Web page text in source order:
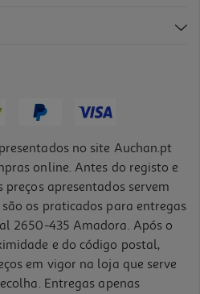
no site Auchan.pt
online. Antes do registo e
apresentados servem
os praticados para entregas
2650-435 Amadora. Após o
e do código postal,
em vigor na loja que serve
Entregas apenas